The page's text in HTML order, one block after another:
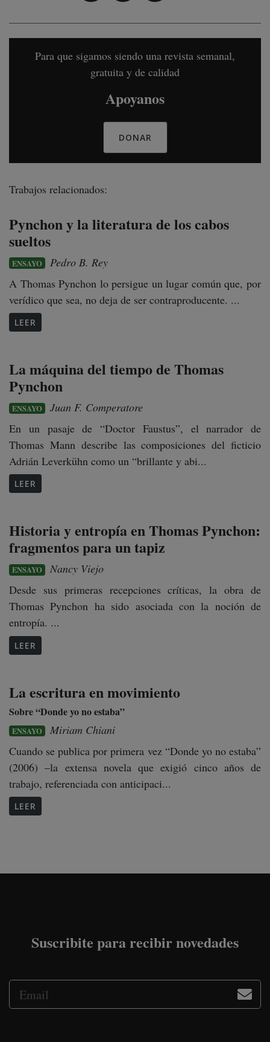
Para que sigamos siendo una revista semanal,
gratuita y de calidad
Apoyanos
DONAR
Trabajos relacionados:
Pynchon y la literatura de los cabos
sueltos
ENSAYO
Pedro B. Rey
A Thomas Pynchon lo persigue un lugar común que, por
verídico que sea, no deja de ser contraproducente. ...
LEER
La máquina del tiempo de Thomas
Pynchon
ENSAYO
Juan F. Comperatore
En un pasaje de “Doctor Faustus”, el narrador de
Thomas Mann describe las composiciones del ficticio
Adrián Leverkühn como un “brillante y abi...
LEER
Historia y entropía en Thomas Pynchon:
fragmentos para un tapiz
ENSAYO
Nancy Viejo
Desde sus primeras recepciones críticas, la obra de
Thomas Pynchon ha sido asociada con la noción de
entropía. ...
LEER
La escritura en movimiento
Sobre “Donde yo no estaba”
ENSAYO
Miriam Chiani
Cuando se publica por primera vez “Donde yo no estaba”
(2006) –la extensa novela que exigió cinco años de
trabajo, referenciada con anticipaci...
LEER
Suscribite para recibir novedades